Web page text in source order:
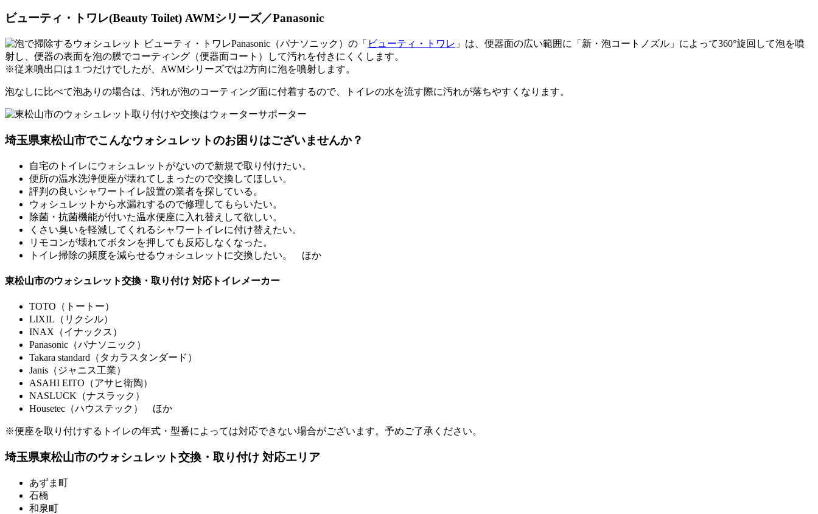
ビューティ・トワレ(Beauty Toilet) AWMシリーズ／Panasonic
Panasonic（パナソニック）の「 ビューティ・トワレ 」は、便器面の広い範囲に「 新・泡コートノズル 」によって360°旋回して泡を噴
射し、便器の表面を泡の膜でコーティング（便器面コート）して汚れを付きにくくします。
※従来噴出口は１つだけでしたが、AWMシリーズでは2方向に泡を噴射します。
泡なしに比べて泡ありの場合は、 汚れが泡のコーティング面に付着するので、トイレの水を流す際に汚れが落ちやすくなります。
埼玉県東松山市でこんなウォシュレットのお困りはございませんか？
自宅のトイレにウォシュレットがないので新規で取り付けたい。
便所の温水洗浄便座が壊れてしまったので交換してほしい。
評判の良いシャワートイレ設置の業者を探している。
ウォシュレットから水漏れするので修理してもらいたい。
除菌・抗菌機能が付いた温水便座に入れ替えして欲しい。
くさい臭いを軽減してくれるシャワートイレに付け替えたい。
リモコンが壊れてボタンを押しても反応しなくなった。
トイレ掃除の頻度を減らせるウォシュレットに交換したい。 ほか
東松山市のウォシュレット交換・取り付け 対応トイレメーカー
TOTO（トートー）
LIXIL（リクシル）
INAX（イナックス）
Panasonic（パナソニック）
Takara standard（タカラスタンダード）
Janis（ジャニス工業）
ASAHI EITO（アサヒ衛陶）
NASLUCK（ナスラック）
Housetec（ハウステック） ほか
※便座を取り付けするトイレの年式・型番によっては対応できない場合がございます。予めご了承ください。
埼玉県東松山市のウォシュレット交換・取り付け 対応エリア
あずま町
石橋
和泉町